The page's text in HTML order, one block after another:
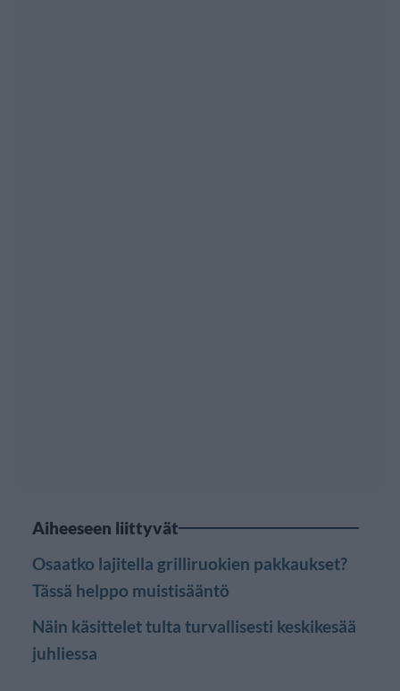
Aiheeseen liittyvät
Osaatko lajitella grilliruokien pakkaukset?
Tässä helppo muistisääntö
Näin käsittelet tulta turvallisesti keskikesää
juhliessa